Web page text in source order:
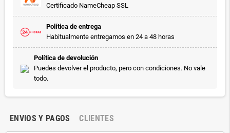
Certificado NameCheap SSL
Política de entrega
Habitualmente entregamos en 24 a 48 horas
Política de devolución
Puedes devolver el producto, pero con condiciones. No vale
todo.
ENVIOS Y PAGOS CLIENTES